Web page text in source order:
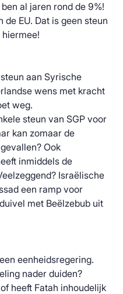
al jaren rond de 9%!
EU. Dat is geen steun
aan Syrische
wens met kracht
weg.
steun van SGP voor
kan zomaar de
Ook
inmiddels de
Israëlische
een ramp voor
met Beëlzebub uit
eenheidsregering.
nader duiden?
heeft Fatah inhoudelijk